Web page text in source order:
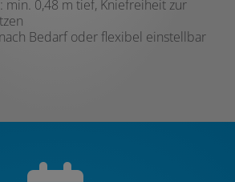
min. 0,48 m tief, Kniefreiheit zur
Bedarf oder flexibel einstellbar